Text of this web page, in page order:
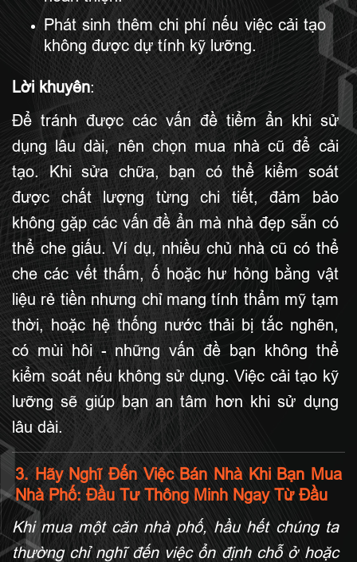
Phát sinh thêm chi phí nếu việc cải tạo
không được dự tính kỹ lưỡng.
Lời khuyên:
Để tránh được các vấn đề tiểm ẩn khi sử
dụng lâu dài, nên chọn mua nhà cũ để cải
tạo. Khi sửa chữa, bạn có thể kiểm soát
được chất lượng từng chi tiết, đảm bảo
không gặp các vấn đề ẩn mà nhà đẹp sẵn có
thể che giấu. Ví dụ, nhiều chủ nhà cũ có thể
che các vết thấm, ố hoặc hư hỏng bằng vật
liệu rẻ tiền nhưng chỉ mang tính thẩm mỹ tạm
thời, hoặc hệ thống nước thải bị tắc nghẽn,
có mùi hôi - những vấn đề bạn không thể
kiểm soát nếu không sử dụng. Việc cải tạo kỹ
lưỡng sẽ giúp bạn an tâm hơn khi sử dụng
lâu dài.
3. Hãy Nghĩ Đến Việc Bán Nhà Khi Bạn Mua
Nhà Phố: Đầu Tư Thông Minh Ngay Từ Đầu
Khi mua một căn nhà phố, hầu hết chúng ta
thường chỉ nghĩ đến việc ổn định chỗ ở hoặc